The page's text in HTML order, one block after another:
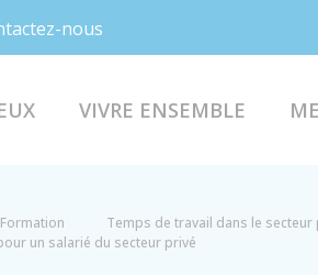
nous
VIVRE ENSEMBLE
Temps de travail dans le secteur
un salarié du secteur privé